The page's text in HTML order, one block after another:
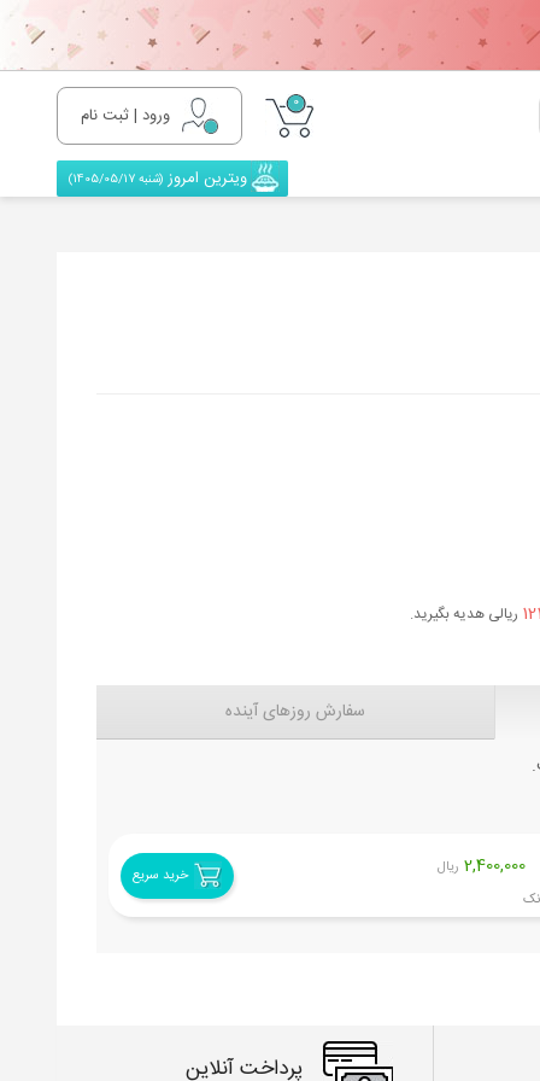
0
ورود | ثبت نام
ویترین امروز(شنبه 1405/05/17)
ریالی هدیه بگیرید.
سفارش روزهای آینده
2,400,000 ریال
خرید سریع
پرداخت آنلاین